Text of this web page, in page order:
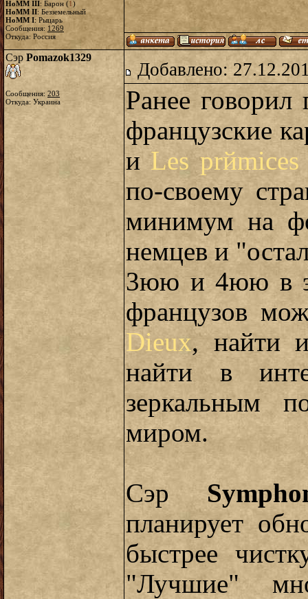
HoMM III: Барон (1)
HoMM II: Безземельный
HoMM I: Рыцарь
Сообщения: 1269
Откуда: Россия
Сэр Pomazok1329
Сообщения: 203
Откуда: Украина
Добавлено:
Ранее говорил
французские
иLes
по-своему
минимум на
немцев и
3юю и 4юю в
французов
Dieux, найти
найти в
зеркальным
миром.
Сэр
планирует
быстрее
"Лучшие"